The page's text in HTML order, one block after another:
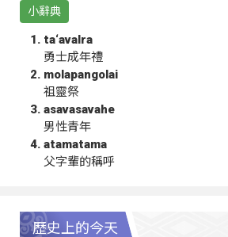
小辭典
ta‘avalra
勇士成年禮
molapangolai
祖靈祭
asavasavahe
男性青年
atamatama
父字輩的稱呼
歷史上的今天